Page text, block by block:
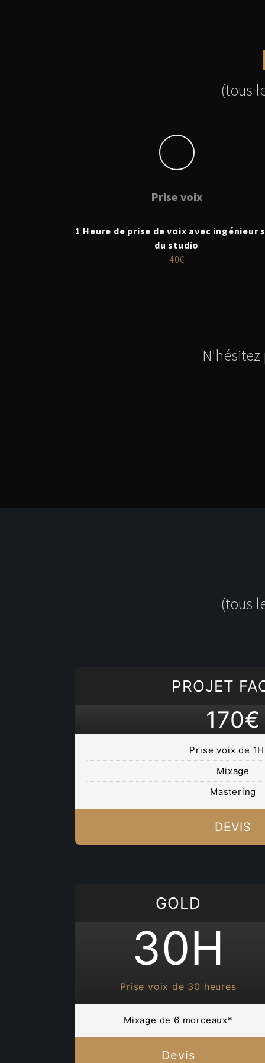
(tous
Prise voix
1 Heure de prise de voix avec ingénieur
du studio
40€
(tous
PROJET
170€
Prise voix de
Mixage
Mastering
DEVIS
GOLD
30H
Prise voix de 30 heures
Mixage de 6 morceaux*
Devis